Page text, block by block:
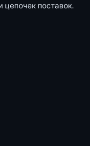
цепочек поставок.